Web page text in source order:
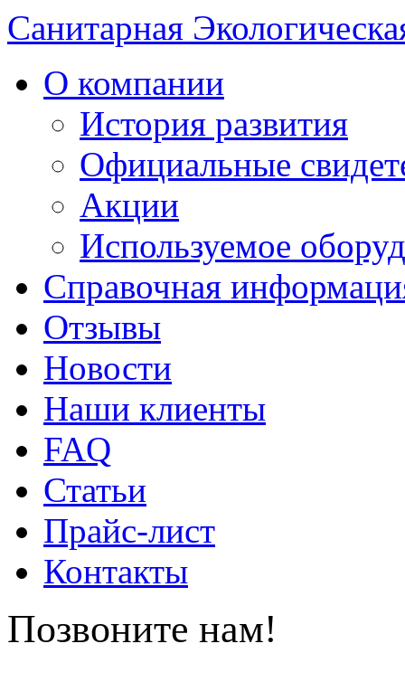
Санитарная
О компании
История развития
Официальные
Акции
Используемое
Справочная
Отзывы
Новости
Наши клиенты
FAQ
Статьи
Прайс-лист
Контакты
Позвоните нам!